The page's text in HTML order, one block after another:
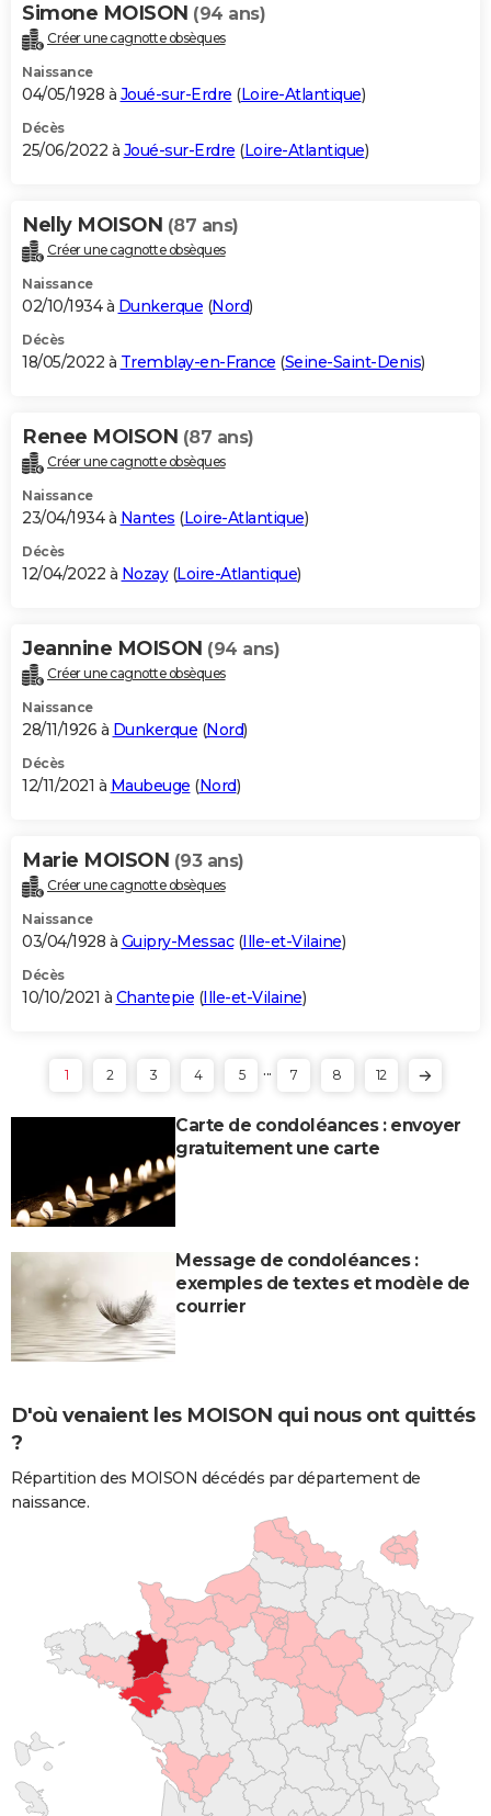
Simone MOISON (94 ans)
Créer une cagnotte obsèques
Naissance
04/05/1928 à Joué-sur-Erdre (Loire-Atlantique)
Décès
25/06/2022 à Joué-sur-Erdre (Loire-Atlantique)
Nelly MOISON (87 ans)
Créer une cagnotte obsèques
Naissance
02/10/1934 à Dunkerque (Nord)
Décès
18/05/2022 à Tremblay-en-France (Seine-Saint-Denis)
Renee MOISON (87 ans)
Créer une cagnotte obsèques
Naissance
23/04/1934 à Nantes (Loire-Atlantique)
Décès
12/04/2022 à Nozay(Loire-Atlantique)
Jeannine MOISON (94 ans)
Créer une cagnotte obsèques
Naissance
28/11/1926 à Dunkerque (Nord)
Décès
12/11/2021 à Maubeuge (Nord)
Marie MOISON (93 ans)
Créer une cagnotte obsèques
Naissance
03/04/1928 à Guipry-Messac(Ille-et-Vilaine)
Décès
10/10/2021 à Chantepie (Ille-et-Vilaine)
1 2 3 4 5 ... 7 8 12
Carte de condoléances : envoyer
gratuitement une carte
Message de condoléances :
exemples de textes et modèle de
courrier
D'où venaient les MOISON qui nous ont quittés
?
Répartition des MOISON décédés par département de
naissance.